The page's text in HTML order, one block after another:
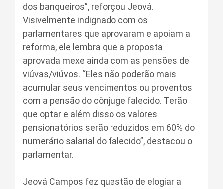
dos banqueiros”, reforçou Jeová.
Visivelmente indignado com os
parlamentares que aprovaram e apoiam a
reforma, ele lembra que a proposta
aprovada mexe ainda com as pensões de
viúvas/viúvos. “Eles não poderão mais
acumular seus vencimentos ou proventos
com a pensão do cônjuge falecido. Terão
que optar e além disso os valores
pensionatórios serão reduzidos em 60% do
numerário salarial do falecido”, destacou o
parlamentar.
Jeová Campos fez questão de elogiar a